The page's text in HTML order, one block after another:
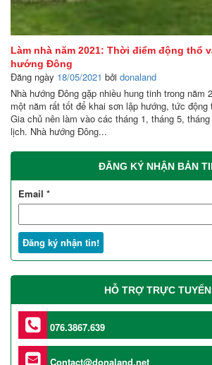
Làm nhà năm 2021: Thời điểm động thổ
hướng Đông
Đăng ngày 18/05/2021 bởi donaland
Nhà hướng Đông gặp nhiều hung tinh trong năm
một năm rất tốt để khai sơn lập hướng, tức động
Gia chủ nên làm vào các tháng 1, tháng 5,
lịch. Nhà hướng Đông...
ĐĂNG KÝ NHẬN BẢN
Email *
HỖ TRỢ TRỰC TUYẾN
076.3867.639
Contact@donaland.net